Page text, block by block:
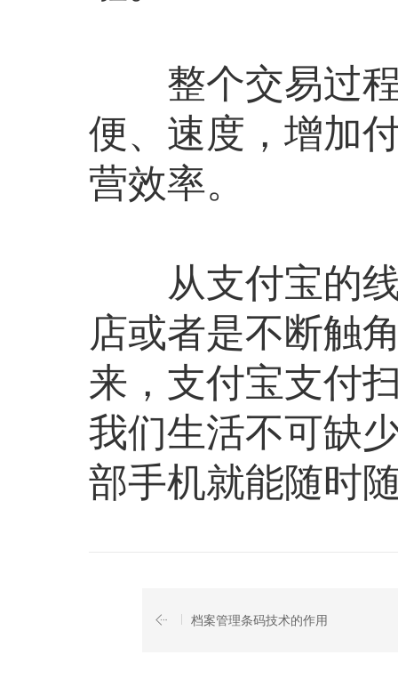
整个交易过程
便、速度，增加
营效率。
从支付宝的线
店或者是不断触
来，支付宝支付
我们生活不可缺
部手机就能随时
档案管理条码技术的作用